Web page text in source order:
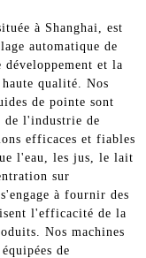
à Shanghai, est
automatique de
et la
qualité. Nos
de pointe sont
de l'industrie de
efficaces et fiables
l'eau, les jus, le lait
sur
à fournir des
l'efficacité de la
Nos machines
de